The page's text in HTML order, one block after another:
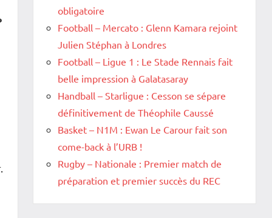
obligatoire
Football – Mercato : Glenn Kamara rejoint
Julien Stéphan à Londres
Football – Ligue 1 : Le Stade Rennais fait
belle impression à Galatasaray
Handball – Starligue : Cesson se sépare
définitivement de Théophile Caussé
Basket – N1M : Ewan Le Carour fait son
come-back à l’URB !
Rugby – Nationale : Premier match de
préparation et premier succès du REC